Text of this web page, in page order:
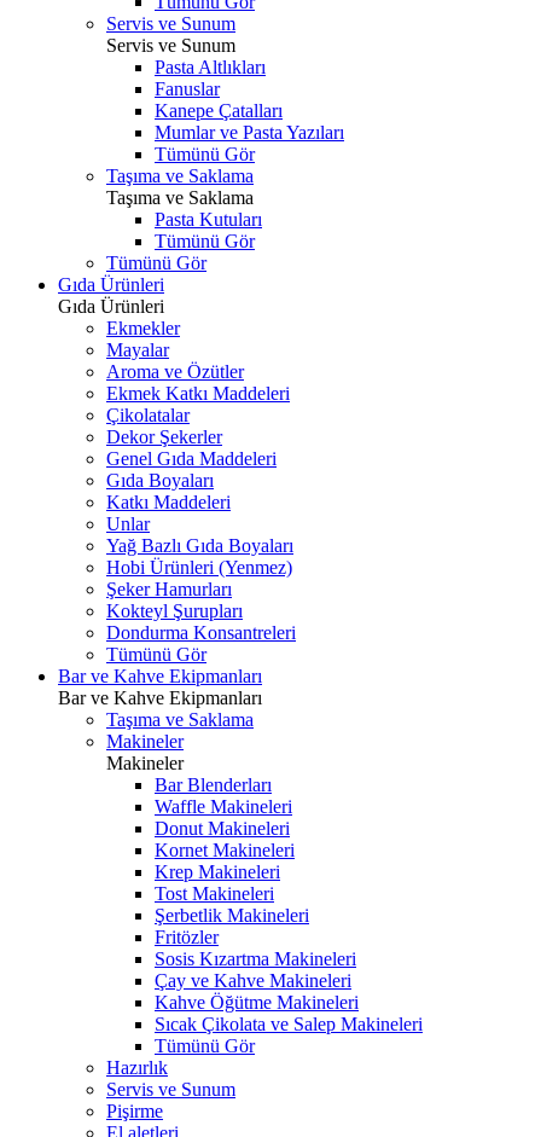
Servis ve Sunum
Servis ve Sunum
Pasta Altlıkları
Fanuslar
Kanepe Çatalları
Mumlar ve Pasta Yazıları
Tümünü Gör
Taşıma ve Saklama
Taşıma ve Saklama
Pasta Kutuları
Tümünü Gör
Tümünü Gör
Gıda Ürünleri
Gıda Ürünleri
Ekmekler
Mayalar
Aroma ve Özütler
Ekmek Katkı Maddeleri
Çikolatalar
Dekor Şekerler
Genel Gıda Maddeleri
Gıda Boyaları
Katkı Maddeleri
Unlar
Yağ Bazlı Gıda Boyaları
Hobi Ürünleri (Yenmez)
Şeker Hamurları
Kokteyl Şurupları
Dondurma Konsantreleri
Tümünü Gör
Bar ve Kahve Ekipmanları
Bar ve Kahve Ekipmanları
Taşıma ve Saklama
Makineler
Makineler
Bar Blenderları
Waffle Makineleri
Donut Makineleri
Kornet Makineleri
Krep Makineleri
Tost Makineleri
Şerbetlik Makineleri
Fritözler
Sosis Kızartma Makineleri
Çay ve Kahve Makineleri
Kahve Öğütme Makineleri
Sıcak Çikolata ve Salep Makineleri
Tümünü Gör
Hazırlık
Servis ve Sunum
Pişirme
El aletleri